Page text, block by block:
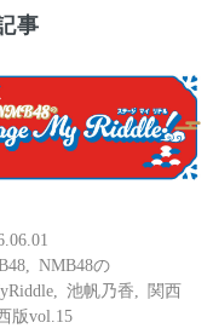
事
NMB48の
池帆乃香
関西
版vol.15